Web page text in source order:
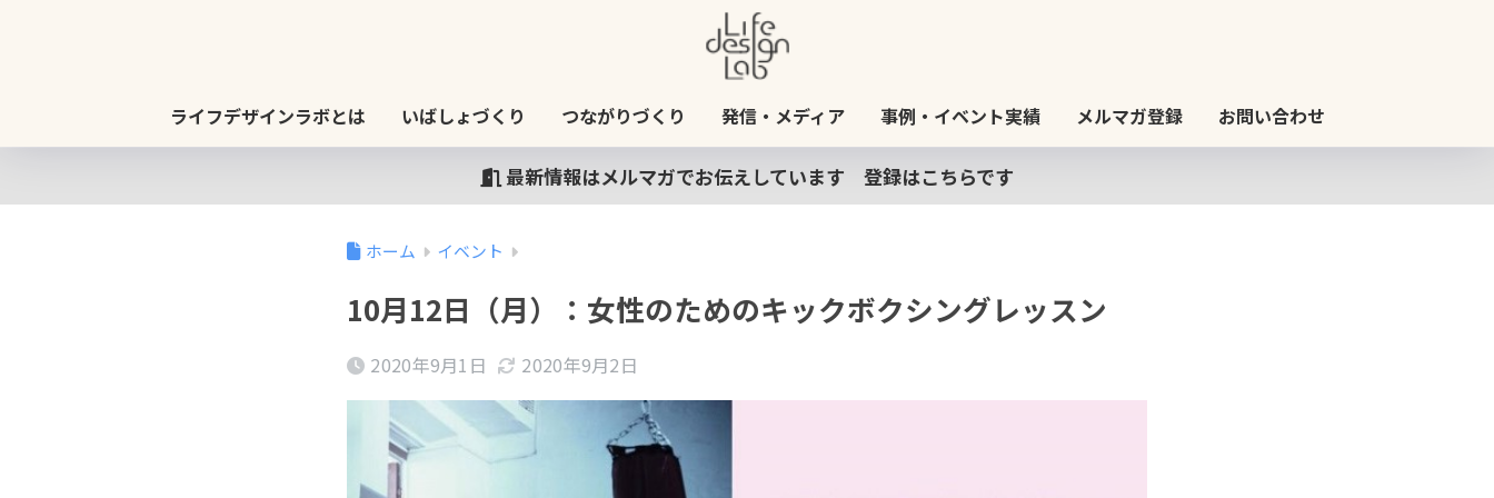
ライフデザインラボとは いばしょづくり つながりづくり 発信・メディア 事例・イベント実績 メルマガ登録 お問い合わせ
最新情報はメルマガでお伝えしています 登録はこちらです
ホーム イベント
10月12日（月）：女性のためのキックボクシングレッスン
2020年9月1日 2020年9月2日